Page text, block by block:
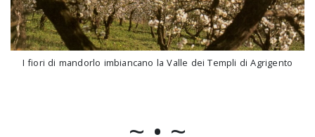
I fiori di mandorlo imbiancano la Valle dei Templi di Agrigento